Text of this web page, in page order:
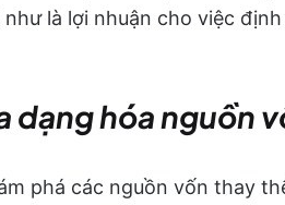
như là lợi nhuận cho việc
dạng hóa nguồn
phá các nguồn vốn thay